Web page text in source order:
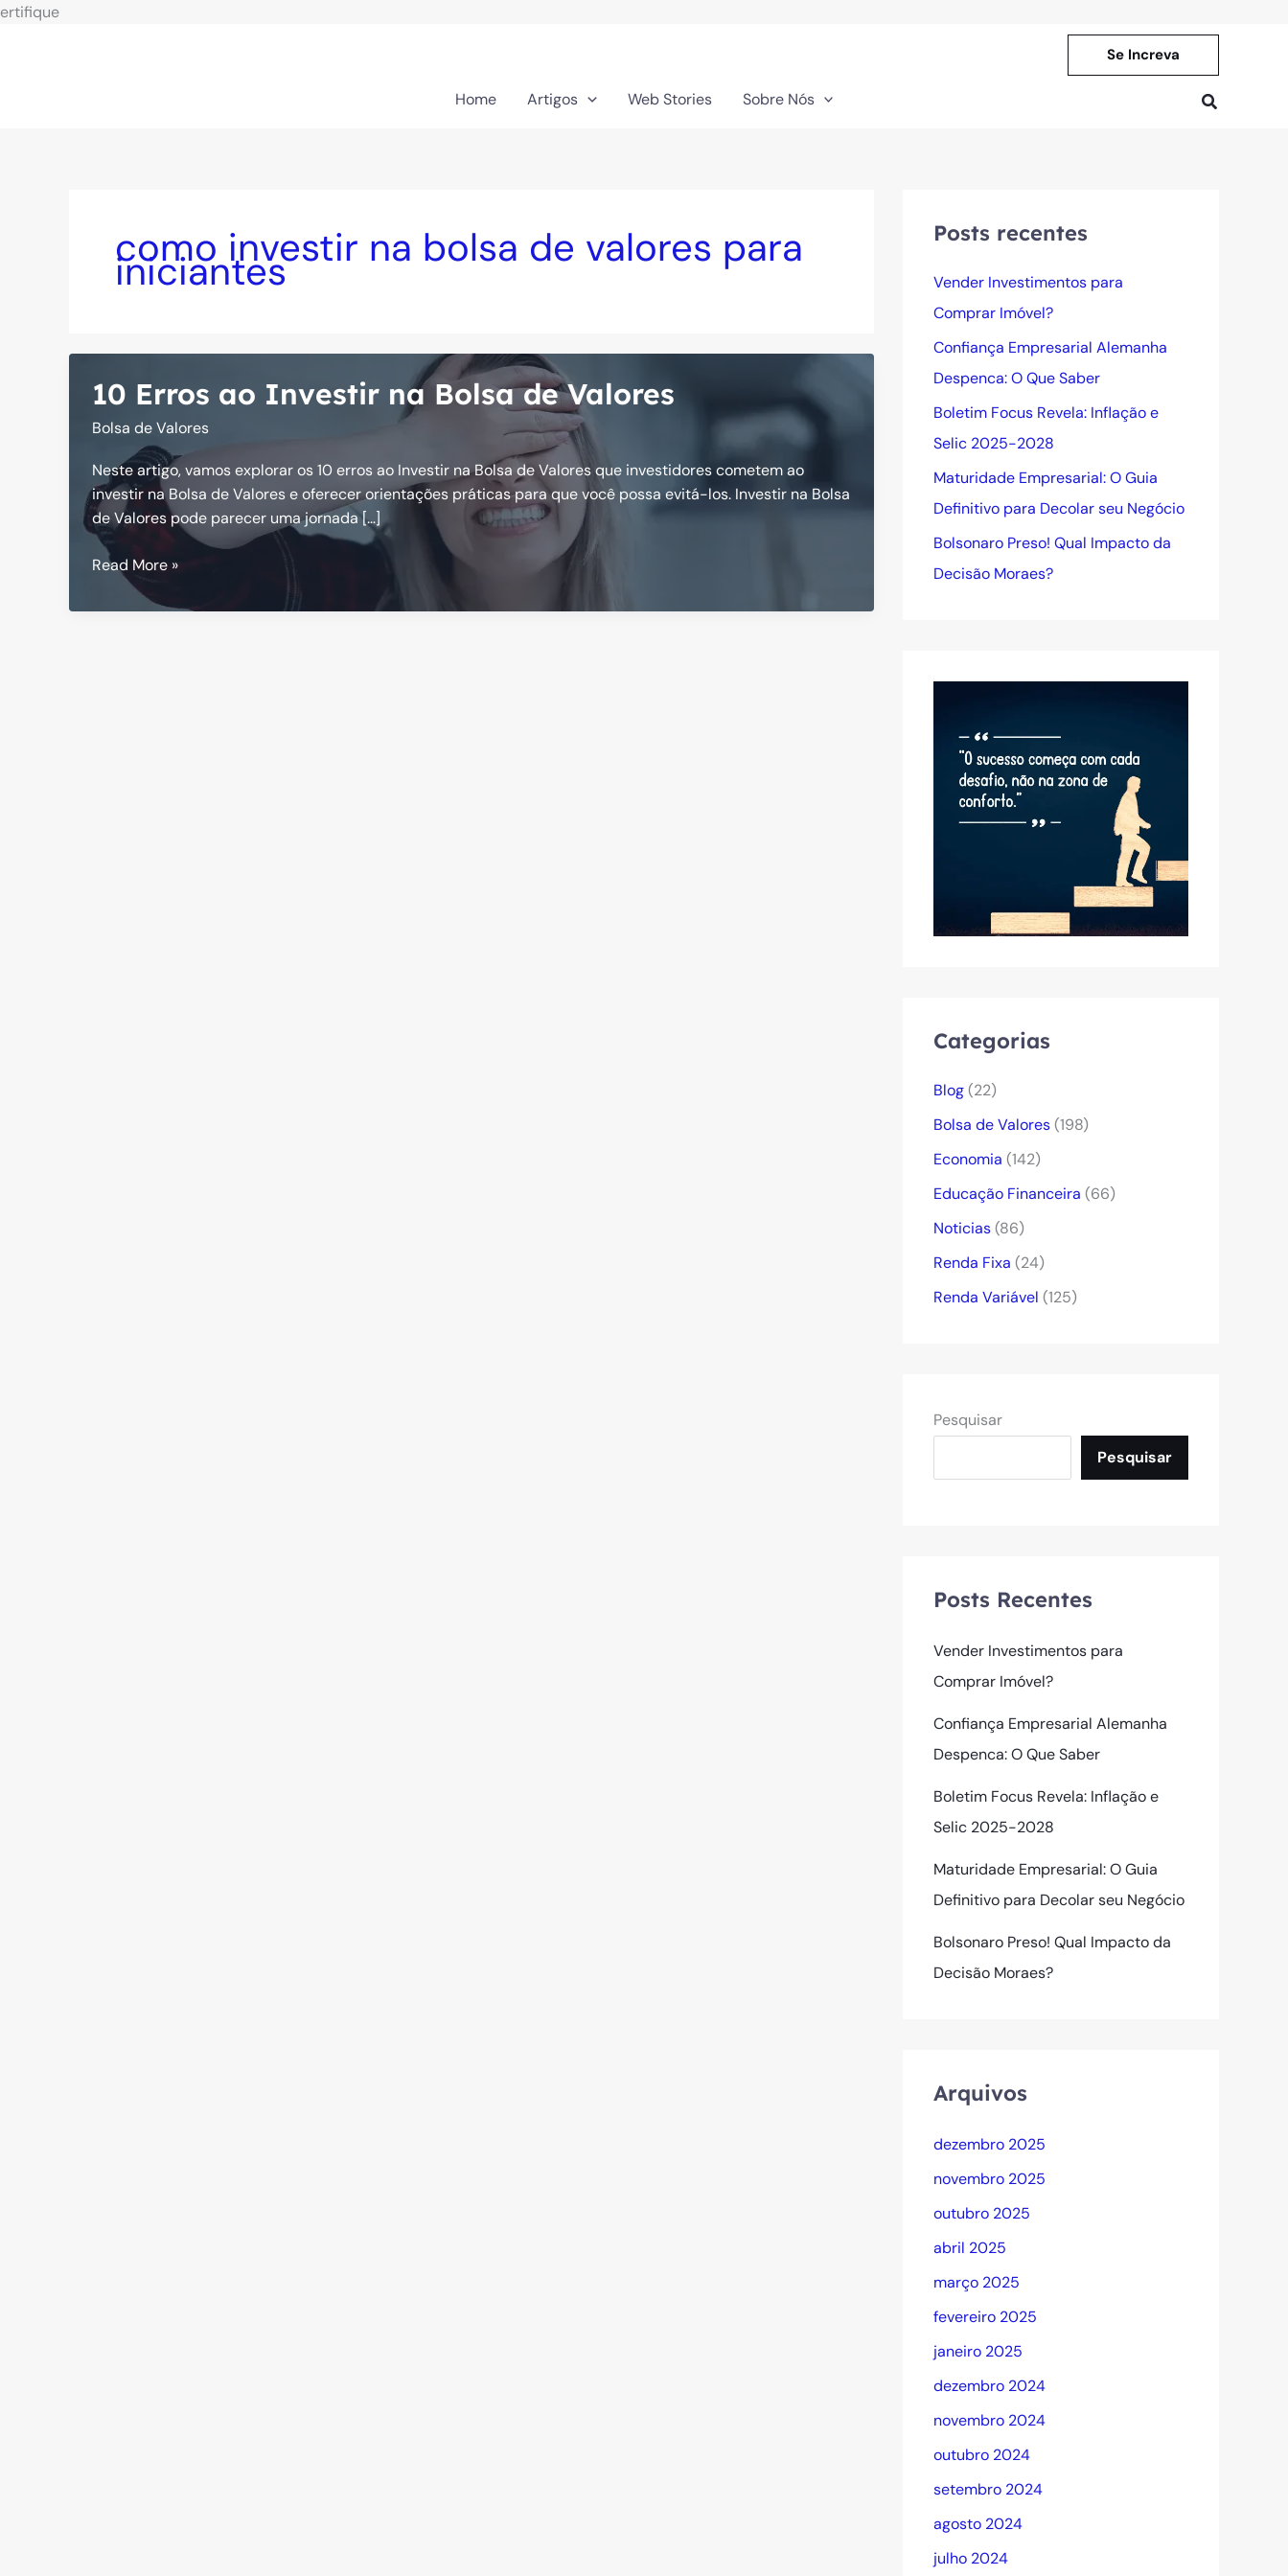
ertifiqueIr
Se Increva
Home Artigos Web Stories Sobre Nós Pesquisar
como investir na bolsa de valores para
iniciantes
10 Erros ao Investir na Bolsa de Valores
Bolsa de Valores
Neste artigo, vamos explorar os 10 erros ao Investir na Bolsa de Valores que investidores cometem ao
investir na Bolsa de Valores e oferecer orientações práticas para que você possa evitá-los. Investir na Bolsa
de Valores pode parecer uma jornada […]
10
ao
Read More »
Posts recentes
Vender Investimentos para
Comprar Imóvel?
Confiança Empresarial Alemanha
Despenca: O Que Saber
Boletim Focus Revela: Inflação e
Selic 2025-2028
Maturidade Empresarial: O Guia
Definitivo para Decolar seu Negócio
Bolsonaro Preso! Qual Impacto da
Decisão Moraes?
Categorias
Blog(22)
Bolsa de Valores(198)
Economia (142)
Educação Financeira (66)
Noticias(86)
Renda Fixa (24)
Renda Variável (125)
Pesquisar
Pesquisar
Posts Recentes
Vender Investimentos para
Comprar Imóvel?
Confiança Empresarial Alemanha
Despenca: O Que Saber
Boletim Focus Revela: Inflação e
Selic 2025-2028
Maturidade Empresarial: O Guia
Definitivo para Decolar seu Negócio
Bolsonaro Preso! Qual Impacto da
Decisão Moraes?
Arquivos
dezembro 2025
novembro 2025
outubro 2025
abril 2025
março 2025
fevereiro 2025
janeiro 2025
dezembro 2024
novembro 2024
outubro 2024
setembro 2024
agosto 2024
julho 2024